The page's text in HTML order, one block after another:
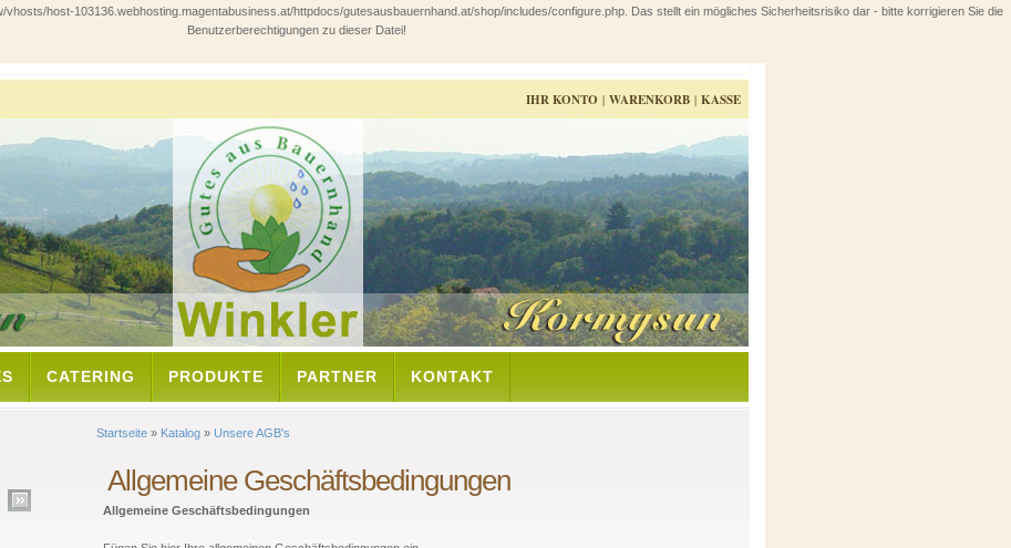
host-103136.webhosting.magentabusiness.at/httpdocs/gutesausbauernhand.at/shop/includes/configure.php. Das stellt ein mögliches Sicherheitsrisiko dar - bitte korrigieren Sie die
Benutzerberechtigungen zu dieser Datei!
IHR KONTO | WARENKORB | KASSE
CATERING PRODUKTE PARTNER KONTAKT
Startseite » Katalog » Unsere AGB's
Allgemeine Geschäftsbedingungen
Allgemeine Geschäftsbedingungen